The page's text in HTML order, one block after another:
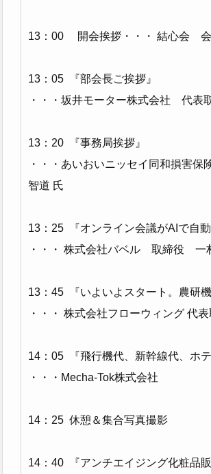
13：00 開会挨拶・・・ 結心会
13：05 『部会長ご挨拶』
・・・坂井モーター株式会社 代
13：20 『事務局挨拶』
・・・あいおいニッセイ同和損害
智道 氏
13：25 『オンライン会議がAIで自動
・・・ 株式会社バベル 取締役
13：45 『いよいよスタート。農研
・・・ 株式会社フローウィング 代
14：05 『飛行機代、新幹線代、ホ
・・・Mecha-Tok株式会社
14：25 休憩＆集合写真撮影
14：40 『アンチエイジング化粧品販